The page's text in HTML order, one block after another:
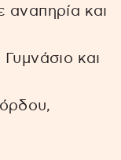
αναπηρία και
και